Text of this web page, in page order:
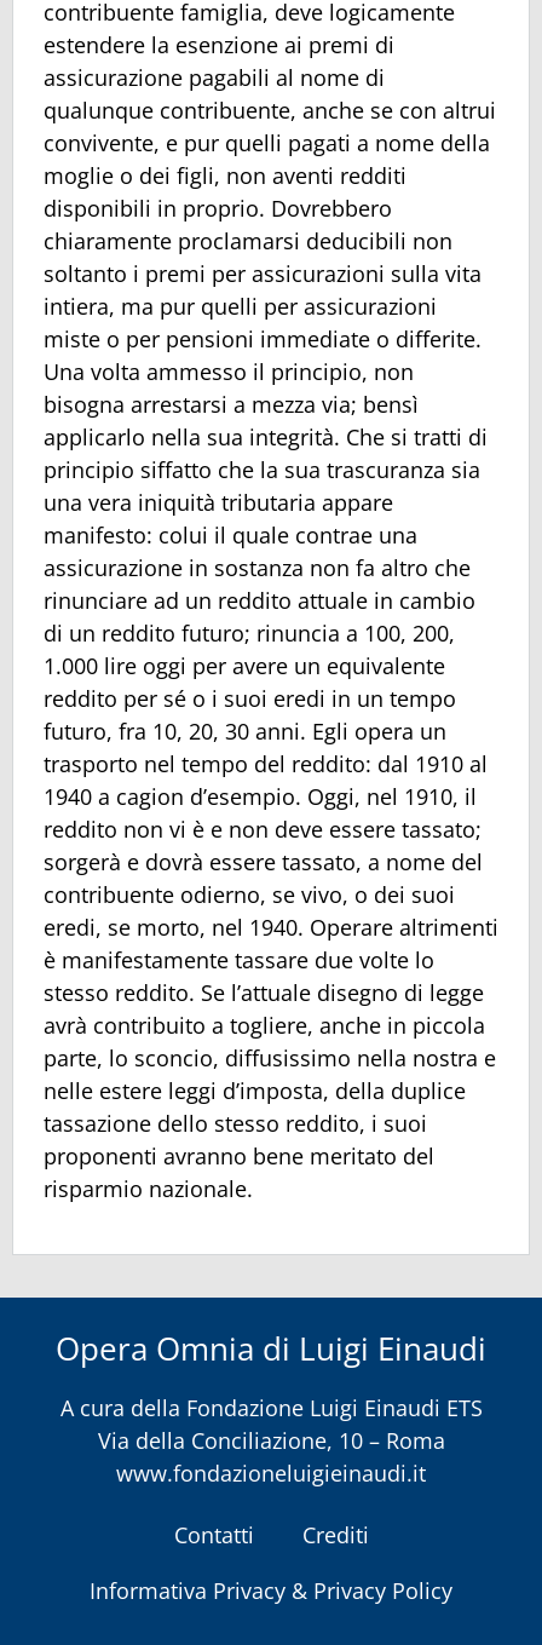
contribuente famiglia, deve logicamente
estendere la esenzione ai premi di
assicurazione pagabili al nome di
qualunque contribuente, anche se con altrui
convivente, e pur quelli pagati a nome della
moglie o dei figli, non aventi redditi
disponibili in proprio. Dovrebbero
chiaramente proclamarsi deducibili non
soltanto i premi per assicurazioni sulla vita
intiera, ma pur quelli per assicurazioni
miste o per pensioni immediate o differite.
Una volta ammesso il principio, non
bisogna arrestarsi a mezza via; bensì
applicarlo nella sua integrità. Che si tratti di
principio siffatto che la sua trascuranza sia
una vera iniquità tributaria appare
manifesto: colui il quale contrae una
assicurazione in sostanza non fa altro che
rinunciare ad un reddito attuale in cambio
di un reddito futuro; rinuncia a 100, 200,
1.000 lire oggi per avere un equivalente
reddito per sé o i suoi eredi in un tempo
futuro, fra 10, 20, 30 anni. Egli opera un
trasporto nel tempo del reddito: dal 1910 al
1940 a cagion d’esempio. Oggi, nel 1910, il
reddito non vi è e non deve essere tassato;
sorgerà e dovrà essere tassato, a nome del
contribuente odierno, se vivo, o dei suoi
eredi, se morto, nel 1940. Operare altrimenti
è manifestamente tassare due volte lo
stesso reddito. Se l’attuale disegno di legge
avrà contribuito a togliere, anche in piccola
parte, lo sconcio, diffusissimo nella nostra e
nelle estere leggi d’imposta, della duplice
tassazione dello stesso reddito, i suoi
proponenti avranno bene meritato del
risparmio nazionale.
Opera Omnia di Luigi Einaudi
A cura della Fondazione Luigi Einaudi ETS
Via della Conciliazione, 10 – Roma
www.fondazioneluigieinaudi.it
Contatti
Crediti
Informativa Privacy & Privacy Policy